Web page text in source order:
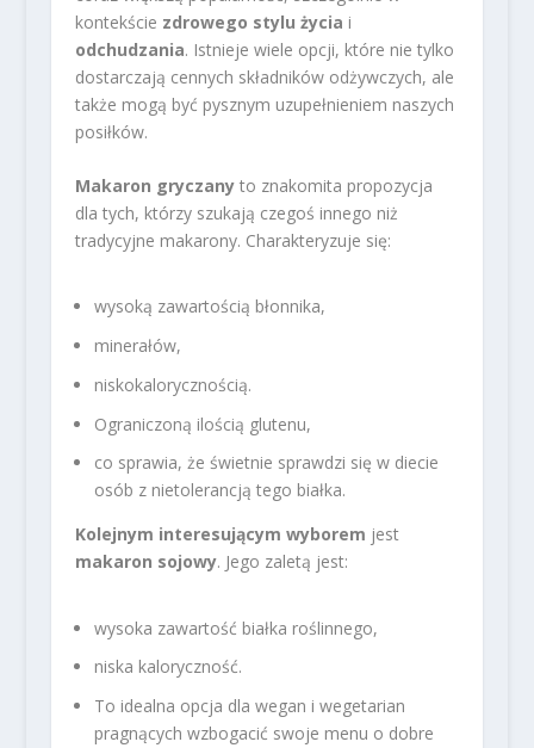
kontekście zdrowego stylu życia i
odchudzania. Istnieje wiele opcji, które nie tylko
dostarczają cennych składników odżywczych, ale
także mogą być pysznym uzupełnieniem naszych
posiłków.
Makaron gryczanyto znakomita propozycja
dla tych, którzy szukają czegoś innego niż
tradycyjne makarony. Charakteryzuje się:
wysoką zawartością błonnika,
minerałów,
niskokalorycznością.
Ograniczoną ilością glutenu,
co sprawia, że świetnie sprawdzi się w diecie
osób z nietolerancją tego białka.
Kolejnym interesującym wyborem jest
makaron sojowy. Jego zaletą jest:
wysoka zawartość białka roślinnego,
niska kaloryczność.
To idealna opcja dla wegan i wegetarian
pragnących wzbogacić swoje menu o dobre